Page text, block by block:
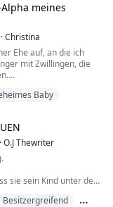
meine Taille legte, was
meines
·Christina
Ehe auf, an die ich
mit Zwillingen, die
müssen, doch die
mit einem
Cross selbst keine
Baby
·O.J Thewriter
sie sein Kind unter dem
Besitzergreifend